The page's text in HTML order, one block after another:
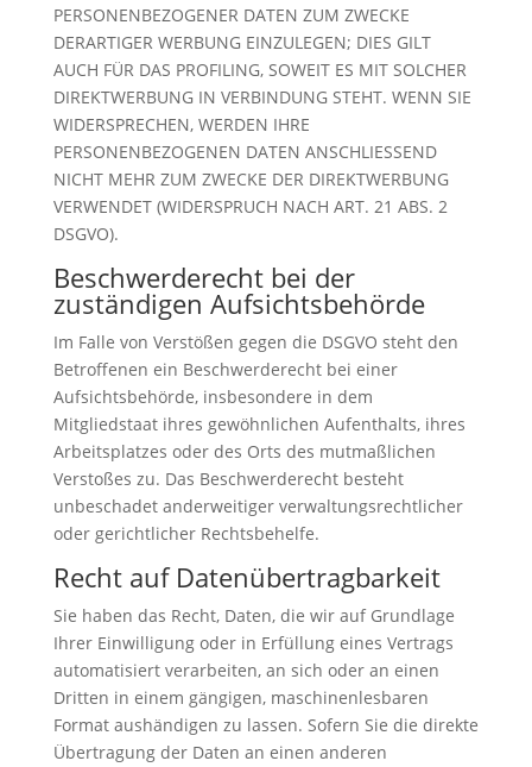
PERSONENBEZOGENER DATEN ZUM ZWECKE
DERARTIGER WERBUNG EINZULEGEN; DIES GILT
AUCH FÜR DAS PROFILING, SOWEIT ES MIT SOLCHER
DIREKTWERBUNG IN VERBINDUNG STEHT. WENN SIE
WIDERSPRECHEN, WERDEN IHRE
PERSONENBEZOGENEN DATEN ANSCHLIESSEND
NICHT MEHR ZUM ZWECKE DER DIREKTWERBUNG
VERWENDET (WIDERSPRUCH NACH ART. 21 ABS. 2
DSGVO).
Beschwerde­recht bei der
zuständigen Aufsichts­behörde
Im Falle von Verstößen gegen die DSGVO steht den
Betroffenen ein Beschwerderecht bei einer
Aufsichtsbehörde, insbesondere in dem
Mitgliedstaat ihres gewöhnlichen Aufenthalts, ihres
Arbeitsplatzes oder des Orts des mutmaßlichen
Verstoßes zu. Das Beschwerderecht besteht
unbeschadet anderweitiger verwaltungsrechtlicher
oder gerichtlicher Rechtsbehelfe.
Recht auf Daten­übertrag­barkeit
Sie haben das Recht, Daten, die wir auf Grundlage
Ihrer Einwilligung oder in Erfüllung eines Vertrags
automatisiert verarbeiten, an sich oder an einen
Dritten in einem gängigen, maschinenlesbaren
Format aushändigen zu lassen. Sofern Sie die direkte
Übertragung der Daten an einen anderen